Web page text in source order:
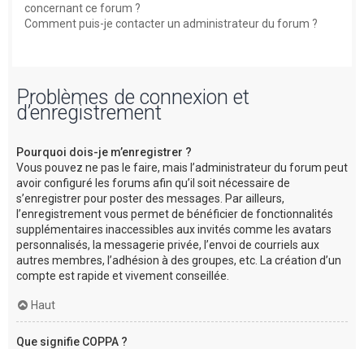
concernant ce forum ?
Comment puis-je contacter un administrateur du forum ?
Problèmes de connexion et
d’enregistrement
Pourquoi dois-je m’enregistrer ?
Vous pouvez ne pas le faire, mais l’administrateur du forum peut
avoir configuré les forums afin qu’il soit nécessaire de
s’enregistrer pour poster des messages. Par ailleurs,
l’enregistrement vous permet de bénéficier de fonctionnalités
supplémentaires inaccessibles aux invités comme les avatars
personnalisés, la messagerie privée, l’envoi de courriels aux
autres membres, l’adhésion à des groupes, etc. La création d’un
compte est rapide et vivement conseillée.
Haut
Que signifie COPPA ?